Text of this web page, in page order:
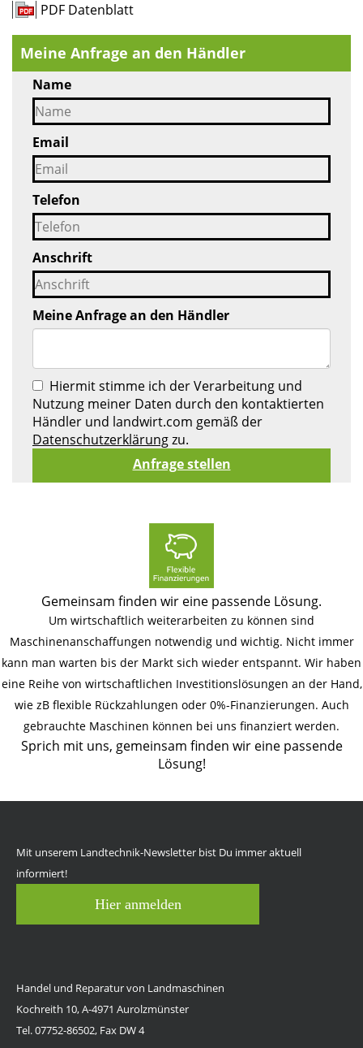
PDF Datenblatt
Meine Anfrage an den Händler
Name
Email
Telefon
Anschrift
Meine Anfrage an den Händler
Hiermit stimme ich der Verarbeitung und
Nutzung meiner Daten durch den kontaktierten
Händler und landwirt.com gemäß der
Datenschutzerklärungzu.
Gemeinsam finden wir eine passende Lösung.
Um wirtschaftlich weiterarbeiten zu können sind
Maschinenanschaffungen notwendig und wichtig. Nicht immer
kann man warten bis der Markt sich wieder entspannt. Wir haben
eine Reihe von wirtschaftlichen Investitionslösungen an der Hand,
wie zB flexible Rückzahlungen oder 0%-Finanzierungen. Auch
gebrauchte Maschinen können bei uns finanziert werden.
Sprich mit uns, gemeinsam finden wir eine passende
Lösung!
Mit unserem Landtechnik-Newsletter bist Du immer aktuell
informiert!
Hier anmelden
Handel und Reparatur von Landmaschinen
Kochreith 10, A-4971 Aurolzmünster
Tel. 07752-86502, Fax DW 4